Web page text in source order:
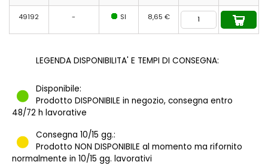
49192 - SI 8,65 €
LEGENDA DISPONIBILITA' E TEMPI DI CONSEGNA:
Disponibile:
Prodotto DISPONIBILE in negozio, consegna entro
48/72 h lavorative
Consegna 10/15 gg.:
Prodotto NON DISPONIBILE al momento ma rifornito
normalmente in 10/15 gg. lavorativi